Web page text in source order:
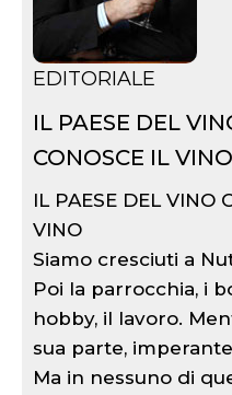
EDITORIALE
IL PAESE DEL
CONOSCE IL
IL PAESE DEL VINO
VINO
Siamo cresciuti a
Poi la parrocchia, i
hobby, il lavoro.
sua parte,
Ma in nessuno di